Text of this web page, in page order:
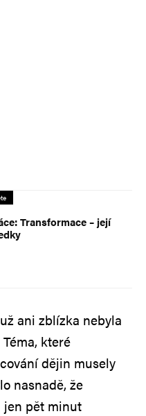
Transformace – její
ani zblízka nebyla
které
dějin musely
nasnadě, že
jen pět minut